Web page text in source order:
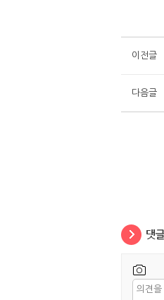
이전글
다음글